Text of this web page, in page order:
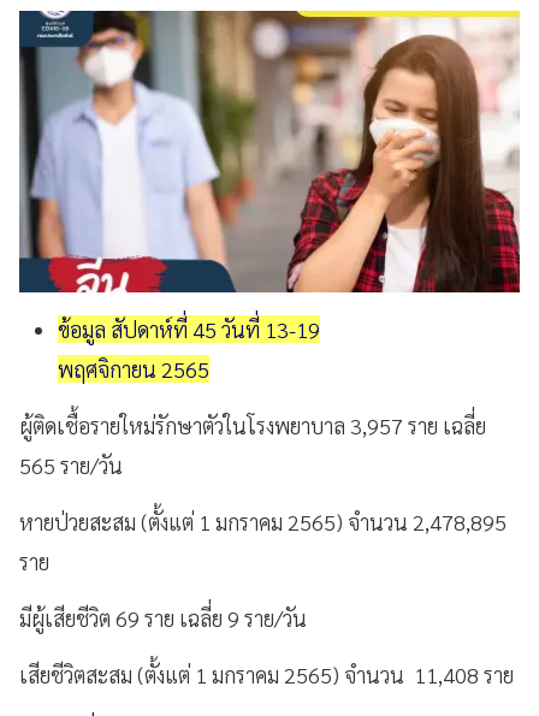
ข้อมูล สัปดาห์ที่ 45 วันที่ 13-19
พฤศจิกายน 2565
ผู้ติดเชื้อรายใหม่รักษาตัวในโรงพยาบาล 3,957 ราย เฉลี่ย
565 ราย/วัน
หายป่วยสะสม (ตั้งแต่ 1 มกราคม 2565) จำนวน 2,478,895
ราย
มีผู้เสียชีวิต 69 ราย เฉลี่ย 9 ราย/วัน
เสียชีวิตสะสม (ตั้งแต่ 1 มกราคม 2565) จำนวน 11,408 ราย